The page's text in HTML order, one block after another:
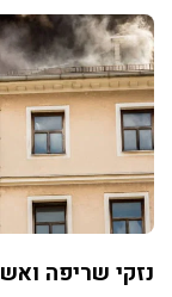
נזקי שריפה ואש